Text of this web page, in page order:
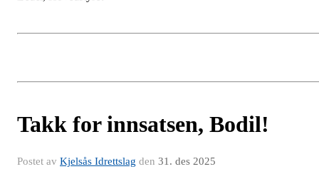
Takk for innsatsen, Bodil!
Postet av Kjelsås Idrettslag den 31. des 2025